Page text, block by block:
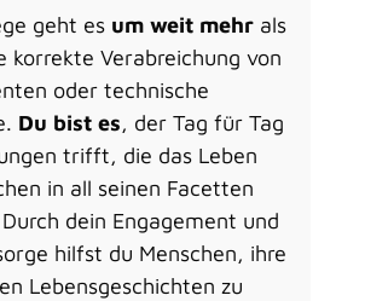
geht es um weit mehrals
korrekte Verabreichung von
oder technische
Du bist es, der Tag für Tag
trifft, die das Leben
in all seinen Facetten
dein Engagement und
hilfst du Menschen, ihre
Lebensgeschichten zu